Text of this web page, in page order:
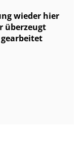
wieder hier
überzeugt